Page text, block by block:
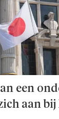
een
aan